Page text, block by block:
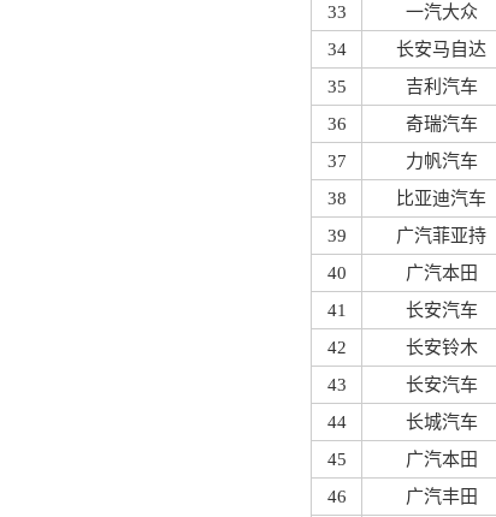
33
一汽大众
34
长安马自达
35
吉利汽车
36
奇瑞汽车
37
力帆汽车
38
比亚迪汽车
39
广汽菲亚持
40
广汽本田
41
长安汽车
42
长安铃木
43
长安汽车
44
长城汽车
45
广汽本田
46
广汽丰田